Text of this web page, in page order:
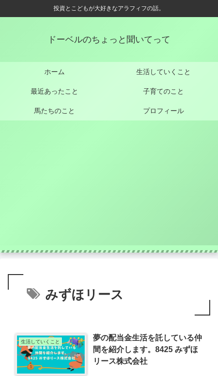
投資とこどもが大好きなアラフィフの話。
ドーベルのちょっと聞いてって
ホーム 生活していくこと
最近あったこと 子育てのこと
馬たちのこと プロフィール
みずほリース
生活していくこと
夢の配当金生活を託している仲
間を紹介します。8425 みずほ
リース株式会社